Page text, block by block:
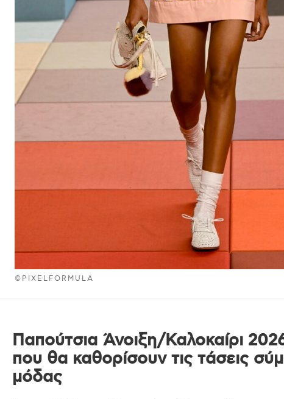
©PIXELFORMULA
Παπούτσια Άνοιξη/Καλοκαίρι
που θα καθορίσουν τις τάσεις
μόδας